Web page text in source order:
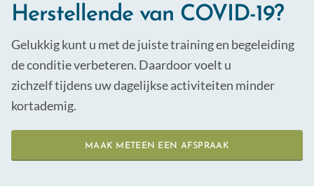
Dry-needling & medical taping
Psychosomatische begeleiding
Conditieopbouw & small group training
Arbeids- & bedrijfsfysiotherapie
Sport- & ontspanningsmassage
Samenwerken met
Werken bij
Herstellende van COVID-19?
Gelukkig kunt u met de juiste training en begeleiding
de conditie verbeteren. Daardoor voelt u
zichzelf tijdens uw dagelijkse activiteiten minder
kortademig.
MAAK METEEN EEN AFSPRAAK